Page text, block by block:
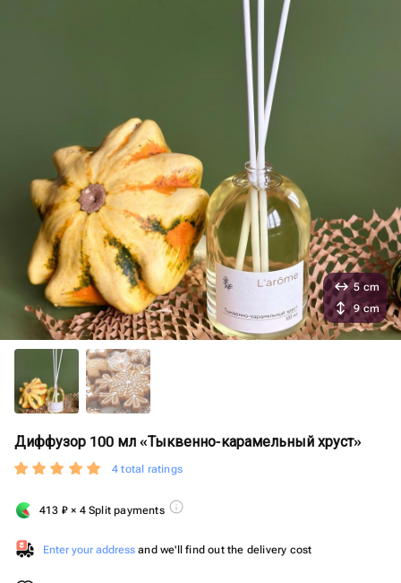
Диффузор 100 мл «Тыквенно-карамельный хруст»
4 total ratings
413 ₽ × 4 Split payments
Enter your address and we'll find out the delivery cost
5 cm
9 cm